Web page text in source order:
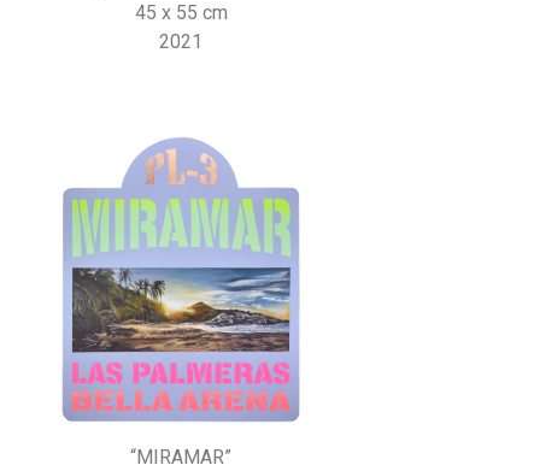
45 x 55 cm
2021
“MIRAMAR”